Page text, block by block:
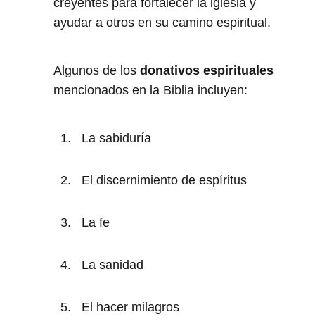
creyentes para fortalecer la iglesia y
ayudar a otros en su camino espiritual.
Algunos de los donativos espirituales
mencionados en la Biblia incluyen:
La sabiduría
El discernimiento de espíritus
La fe
La sanidad
El hacer milagros